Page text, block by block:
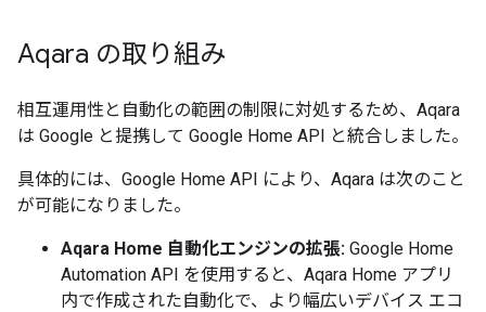
Aqara の取り組み
相互運用性と自動化の範囲の制限に対処するため、Aqara
は Google と提携して Google Home API と統合しました。
具体的には、Google Home API により、Aqara は次のこと
が可能になりました。
Aqara Home 自動化エンジンの拡張: Google Home
Automation API を使用すると、Aqara Home アプリ
内で作成された自動化で、より幅広いデバイス エコ